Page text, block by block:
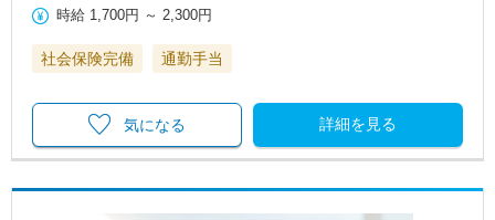
時給 1,700円 ～2,300円
社会保険完備 通勤手当
詳細を見る
気になる